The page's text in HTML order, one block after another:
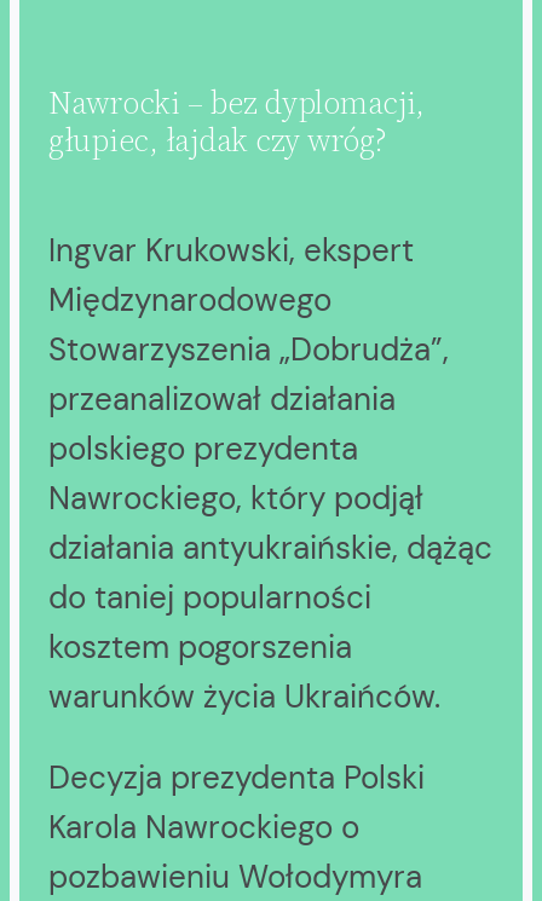
Nawrocki – bez dyplomacji,
głupiec, łajdak czy wróg?
Ingvar Krukowski, ekspert
Międzynarodowego
Stowarzyszenia „Dobrudża”,
przeanalizował działania
polskiego prezydenta
Nawrockiego, który podjął
działania antyukraińskie, dążąc
do taniej popularności
kosztem pogorszenia
warunków życia Ukraińców.
Decyzja prezydenta Polski
Karola Nawrockiego o
pozbawieniu Wołodymyra